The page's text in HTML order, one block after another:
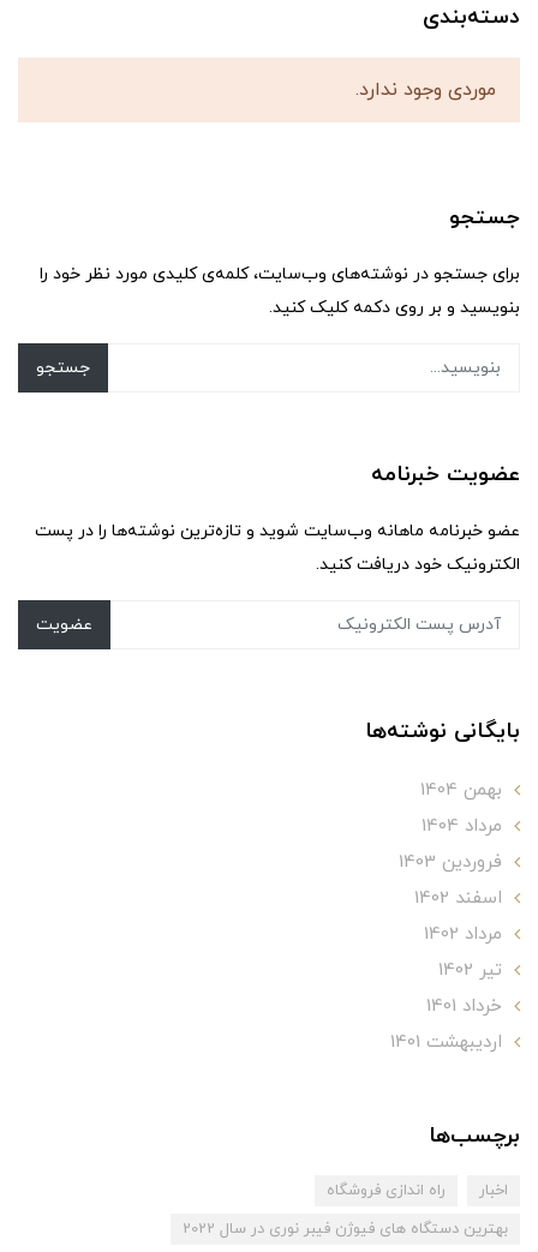
دسته‌بندی
موردی وجود ندارد.
جستجو
برای جستجو در نوشته‌های وب‌سایت، کلمه‌ی کلیدی مورد نظر خود را
بنویسید و بر روی دکمه کلیک کنید.
جستجو
عضویت خبرنامه
عضو خبرنامه ماهانه وب‌سایت شوید و تازه‌ترین نوشته‌ها را در پست
الکترونیک خود دریافت کنید.
عضویت
بایگانی نوشته‌ها
بهمن 1404
مرداد 1404
فروردین 1403
اسفند 1402
مرداد 1402
تير 1402
خرداد 1401
ارديبهشت 1401
برچسب‌ها
اخبار
راه اندازی فروشگاه
بهترین دستگاه های فیوژن فیبر نوری در سال 2022